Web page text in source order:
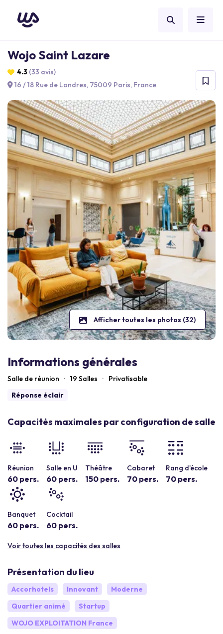
Wojo Saint Lazare
4.3 (33 avis)
16 / 18 Rue de Londres, 75009 Paris, France
Afficher toutes les photos (32)
Informations générales
Salle de réunion · 19 Salles ·
Privatisable
Réponse éclair
Capacités maximales par configuration de salle
Réunion
60 pers.
Salle en U
60 pers.
Théâtre
150 pers.
Cabaret
70 pers.
Rang d'école
70 pers.
Banquet
60 pers.
Cocktail
60 pers.
Voir toutes les capacités des salles
Présentation du lieu
Accorhotels Innovant
Moderne
Quartier animé
Startup
WOJO EXPLOITATION France